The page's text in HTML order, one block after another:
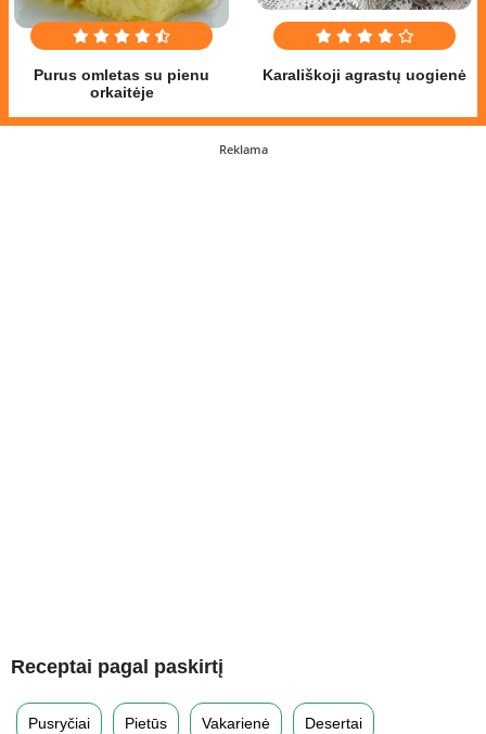
Purus omletas su pienu
orkaitėje
Karališkoji agrastų uogienė
Reklama
Receptai pagal paskirtį
Pusryčiai Pietūs Vakarienė Desertai